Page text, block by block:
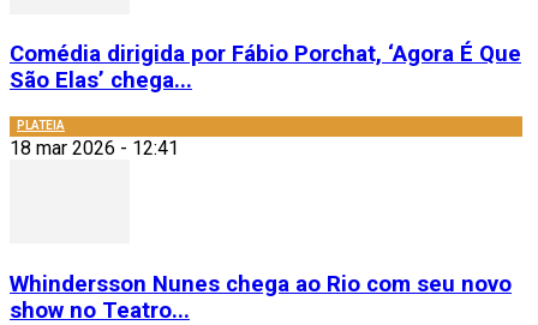
Comédia dirigida por Fábio Porchat, ‘Agora É Que
São Elas’ chega...
PLATEIA
18 mar 2026 - 12:41
Whindersson Nunes chega ao Rio com seu novo
show no Teatro...